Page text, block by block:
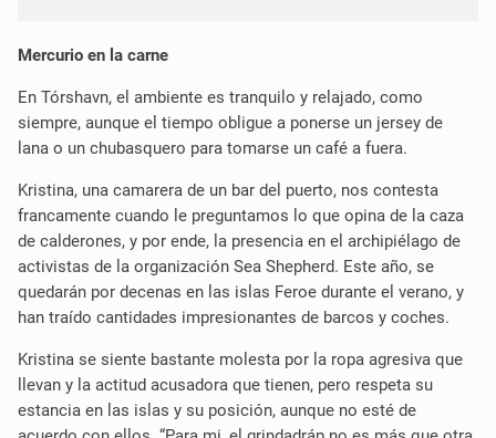
Mercurio en la carne
En Tórshavn, el ambiente es tranquilo y relajado, como
siempre, aunque el tiempo obligue a ponerse un jersey de
lana o un chubasquero para tomarse un café a fuera.
Kristina, una camarera de un bar del puerto, nos contesta
francamente cuando le preguntamos lo que opina de la caza
de calderones, y por ende, la presencia en el archipiélago de
activistas de la organización Sea Shepherd. Este año, se
quedarán por decenas en las islas Feroe durante el verano, y
han traído cantidades impresionantes de barcos y coches.
Kristina se siente bastante molesta por la ropa agresiva que
llevan y la actitud acusadora que tienen, pero respeta su
estancia en las islas y su posición, aunque no esté de